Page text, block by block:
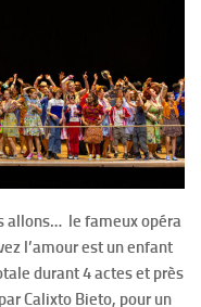
allons… le fameux opéra
l’amour est un enfant
durant 4 actes et près
Calixto Bieto, pour un